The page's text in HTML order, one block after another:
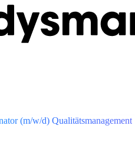
(m/w/d) Qualitätsmanagement